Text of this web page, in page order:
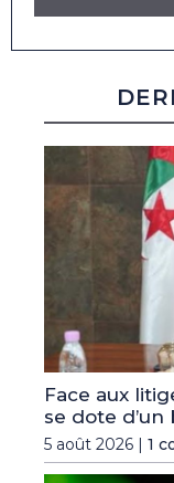
Face aux
se dote
5 août 2026 | 1